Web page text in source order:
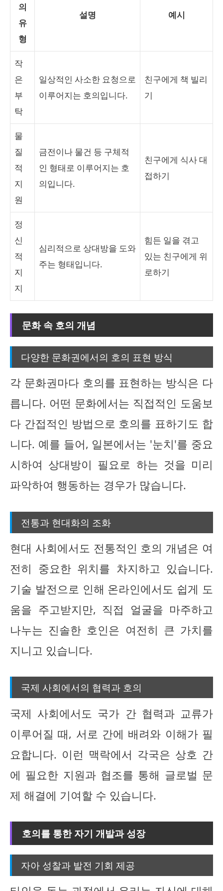
의
유
형
설명 예시
작
은
부
탁
일상적인 사소한 요청으로
이루어지는 호의입니다.
친구에게 책 빌리
기
물
질
적
지
원
금전이나 물건 등 구체적
인 형태로 이루어지는 호
의입니다.
친구에게 식사 대
접하기
정
신
적
지
지
심리적으로 상대방을 도와
주는 형태입니다.
힘든 일을 겪고
있는 친구에게 위
로하기
문화 속 호의 개념
다양한 문화권에서의 호의 표현 방식
각 문화권마다 호의를 표현하는 방식은 다
릅니다. 어떤 문화에서는 직접적인 도움보
다 간접적인 방법으로 호의를 표하기도 합
니다. 예를 들어, 일본에서는 '눈치'를 중요
시하여 상대방이 필요로 하는 것을 미리
파악하여 행동하는 경우가 많습니다.
전통과 현대화의 조화
현대 사회에서도 전통적인 호의 개념은 여
전히 중요한 위치를 차지하고 있습니다.
기술 발전으로 인해 온라인에서도 쉽게 도
움을 주고받지만, 직접 얼굴을 마주하고
나누는 진솔한 호인은 여전히 큰 가치를
지니고 있습니다.
국제 사회에서의 협력과 호의
국제 사회에서도 국가 간 협력과 교류가
이루어질 때, 서로 간에 배려와 이해가 필
요합니다. 이런 맥락에서 각국은 상호 간
에 필요한 지원과 협조를 통해 글로벌 문
제 해결에 기여할 수 있습니다.
호의를 통한 자기 개발과 성장
자아 성찰과 발전 기회 제공